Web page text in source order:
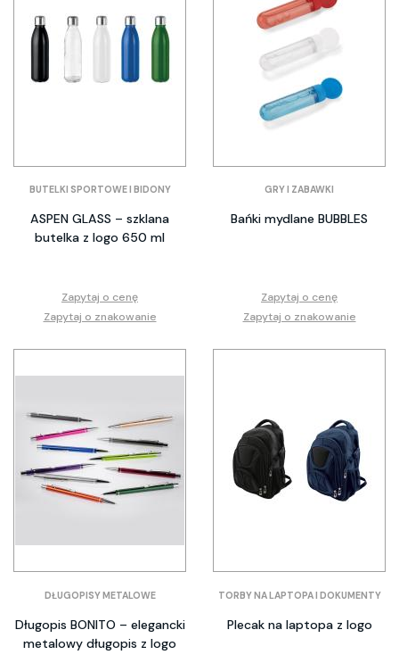
BUTELKI SPORTOWE I BIDONY
ASPEN GLASS – szklana
butelka z logo 650 ml
Zapytaj o cenę
Zapytaj o znakowanie
GRY I ZABAWKI
Bańki mydlane BUBBLES
Zapytaj o cenę
Zapytaj o znakowanie
DŁUGOPISY METALOWE
Długopis BONITO – elegancki
metalowy długopis z logo
TORBY NA LAPTOPA I DOKUMENTY
Plecak na laptopa z logo